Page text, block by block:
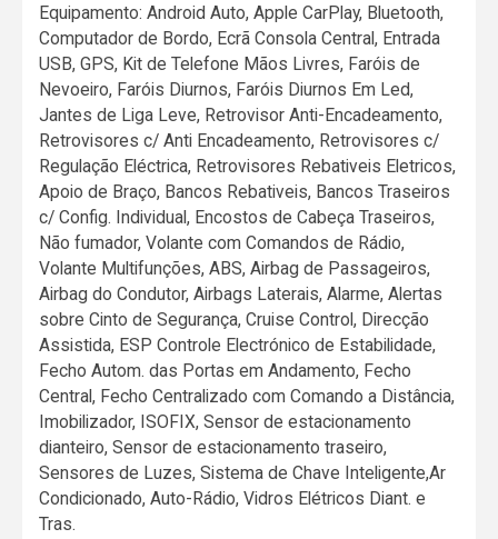
Equipamento: Android Auto, Apple CarPlay, Bluetooth,
Computador de Bordo, Ecrã Consola Central, Entrada
USB, GPS, Kit de Telefone Mãos Livres, Faróis de
Nevoeiro, Faróis Diurnos, Faróis Diurnos Em Led,
Jantes de Liga Leve, Retrovisor Anti-Encadeamento,
Retrovisores c/ Anti Encadeamento, Retrovisores c/
Regulação Eléctrica, Retrovisores Rebativeis Eletricos,
Apoio de Braço, Bancos Rebativeis, Bancos Traseiros
c/ Config. Individual, Encostos de Cabeça Traseiros,
Não fumador, Volante com Comandos de Rádio,
Volante Multifunções, ABS, Airbag de Passageiros,
Airbag do Condutor, Airbags Laterais, Alarme, Alertas
sobre Cinto de Segurança, Cruise Control, Direcção
Assistida, ESP Controle Electrónico de Estabilidade,
Fecho Autom. das Portas em Andamento, Fecho
Central, Fecho Centralizado com Comando a Distância,
Imobilizador, ISOFIX, Sensor de estacionamento
dianteiro, Sensor de estacionamento traseiro,
Sensores de Luzes, Sistema de Chave Inteligente,Ar
Condicionado, Auto-Rádio, Vidros Elétricos Diant. e
Tras.